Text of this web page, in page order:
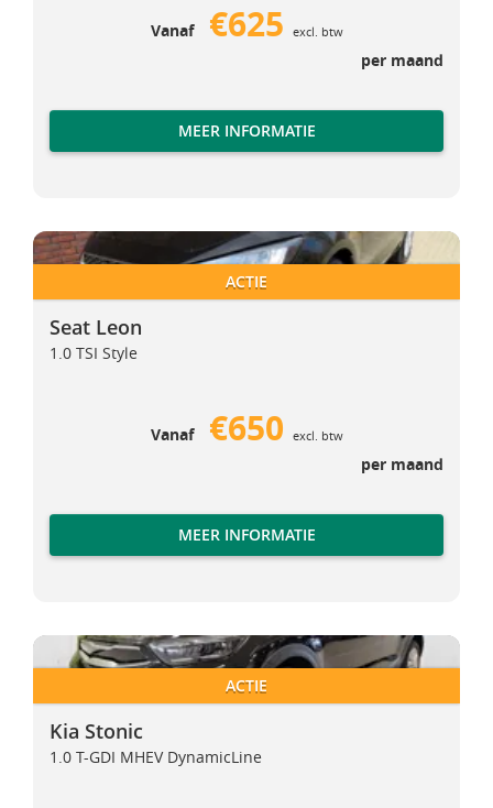
Vanaf €625 excl. btw
per maand
MEER INFORMATIE
Seat Leon
Seat Leon
ACTIE
Seat Leon
1.0 TSI Style
Vanaf €650 excl. btw
per maand
MEER INFORMATIE
Kia Stonic
Kia Stonic
ACTIE
Kia Stonic
1.0 T-GDI MHEV DynamicLine